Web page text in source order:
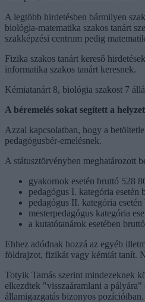
A legtöbb hirdetésben bármilyen
biológia-matematika szakos tanárt
szakképzési centrum pedig
Fizika szakos tanárt kereső
informatika szakos tanárt keresnek.
Kémiatanárt 8, biológia szakost 7
A béremelés sokat segített a
Azzal kapcsolatban, hogy a
pedagógusbér-emelésnek.
A státusztörvényben meghatározott
gyakornok esetén bruttó 528
pedagógus I. kategória esetén
pedagógus II. kategória
mesterpedagógus kategória
a kutatótanárok esetében
Ehhez adódnak hozzá az egyéb
földrajzot, fizikát vagy kémiát tanít.
Totyik Tamás szerint mindezeknek
elkezdtek "visszaáramlani a
államigazgatás bizonyos pozícióiban.